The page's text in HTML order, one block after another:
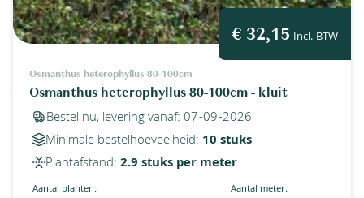
€ 32,15 Incl. BTW
Osmanthus heterophyllus 80-100cm
Osmanthus heterophyllus 80-100cm - kluit
Bestel nu, levering vanaf: 07-09-2026
Minimale bestelhoeveelheid: 10 stuks
Plantafstand:2.9 stuks per meter
Aantal planten: Aantal meter: